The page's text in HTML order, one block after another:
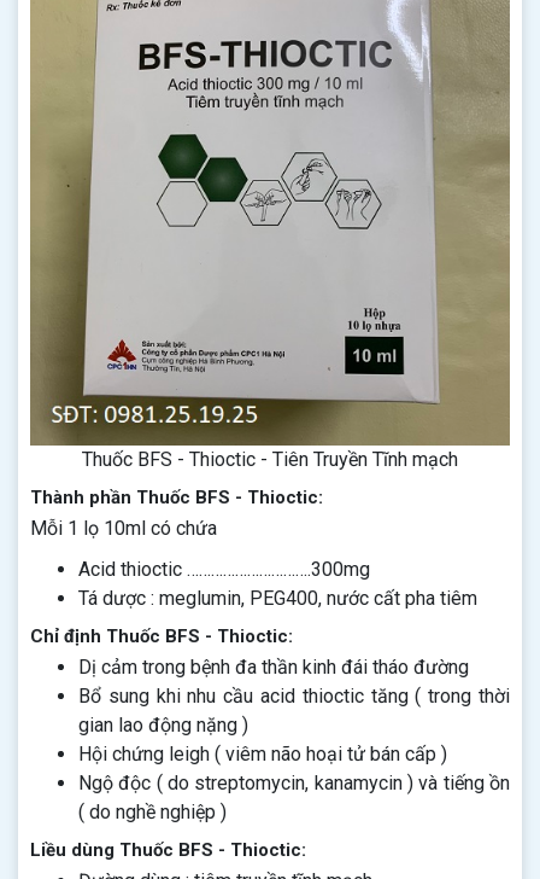
Thuốc BFS - Thioctic - Tiên Truyền Tĩnh mạch
Thành phần Thuốc BFS - Thioctic:
Mỗi 1 lọ 10ml có chứa
Acid thioctic ………………………….300mg
Tá dược : meglumin, PEG400, nước cất pha tiêm
Chỉ định Thuốc BFS - Thioctic:
Dị cảm trong bệnh đa thần kinh đái tháo đường
Bổ sung khi nhu cầu acid thioctic tăng ( trong thời
gian lao động nặng )
Hội chứng leigh ( viêm não hoại tử bán cấp )
Ngộ độc ( do streptomycin, kanamycin ) và tiếng ồn
( do nghề nghiệp )
Liều dùng Thuốc BFS - Thioctic: